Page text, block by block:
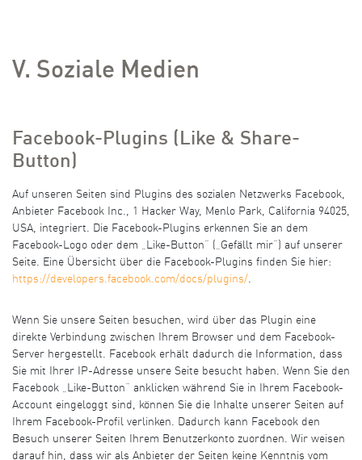
V. Soziale Medien
Facebook-Plugins (Like & Share-
Button)
Auf unseren Seiten sind Plugins des sozialen Netzwerks Facebook,
Anbieter Facebook Inc., 1 Hacker Way, Menlo Park, California 94025,
USA, integriert. Die Facebook-Plugins erkennen Sie an dem
Facebook-Logo oder dem „Like-Button“ („Gefällt mir“) auf unserer
Seite. Eine Übersicht über die Facebook-Plugins finden Sie hier:
https://developers.facebook.com/docs/plugins/.
Wenn Sie unsere Seiten besuchen, wird über das Plugin eine
direkte Verbindung zwischen Ihrem Browser und dem Facebook-
Server hergestellt. Facebook erhält dadurch die Information, dass
Sie mit Ihrer IP-Adresse unsere Seite besucht haben. Wenn Sie den
Facebook „Like-Button“ anklicken während Sie in Ihrem Facebook-
Account eingeloggt sind, können Sie die Inhalte unserer Seiten auf
Ihrem Facebook-Profil verlinken. Dadurch kann Facebook den
Besuch unserer Seiten Ihrem Benutzerkonto zuordnen. Wir weisen
darauf hin, dass wir als Anbieter der Seiten keine Kenntnis vom